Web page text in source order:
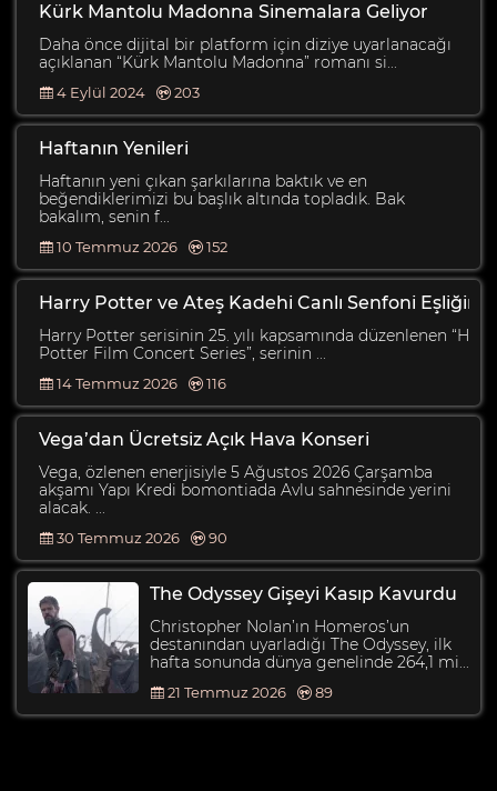
Kürk Mantolu Madonna Sinemalara Geliyor
Daha önce dijital bir platform için diziye uyarlanacağı
açıklanan “Kürk Mantolu Madonna” romanı si...
4 Eylül 2024 203
Haftanın Yenileri
Haftanın yeni çıkan şarkılarına baktık ve en
beğendiklerimizi bu başlık altında topladık. Bak
bakalım, senin f...
10 Temmuz 2026 152
Harry Potter ve Ateş Kadehi Canlı Senfoni
Harry Potter serisinin 25. yılı kapsamında düzenlenen
Potter Film Concert Series”, serinin ...
14 Temmuz 2026 116
Vega’dan Ücretsiz Açık Hava Konseri
Vega, özlenen enerjisiyle 5 Ağustos 2026 Çarşamba
akşamı Yapı Kredi bomontiada Avlu sahnesinde yerini
alacak. ...
30 Temmuz 2026 90
The Odyssey Gişeyi Kasıp Kavurdu
Christopher Nolan’ın Homeros’un
destanından uyarladığı The Odyssey, ilk
hafta sonunda dünya genelinde 264,1 mi...
21 Temmuz 2026 89